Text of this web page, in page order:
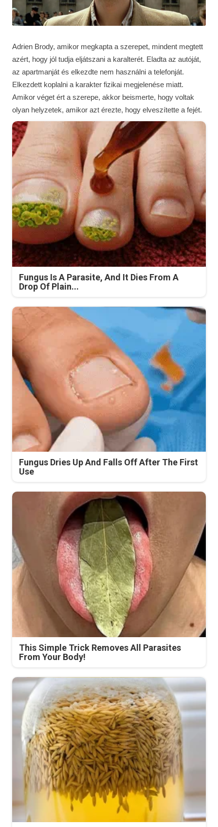
Adrien Brody, amikor megkapta a szerepet, mindent megtett
azért, hogy jól tudja eljátszani a karalterét. Eladta az autóját,
az apartmanját és elkezdte nem használni a telefonját.
Elkezdett koplalni a karakter fizikai megjelenése miatt.
Amikor véget ért a szerepe, akkor beismerte, hogy voltak
olyan helyzetek, amikor azt érezte, hogy elveszítette a fejét.
Fungus Is A Parasite, And It Dies From A
Drop Of Plain...
Fungus Dries Up And Falls Off After The First
Use
This Simple Trick Removes All Parasites
From Your Body!